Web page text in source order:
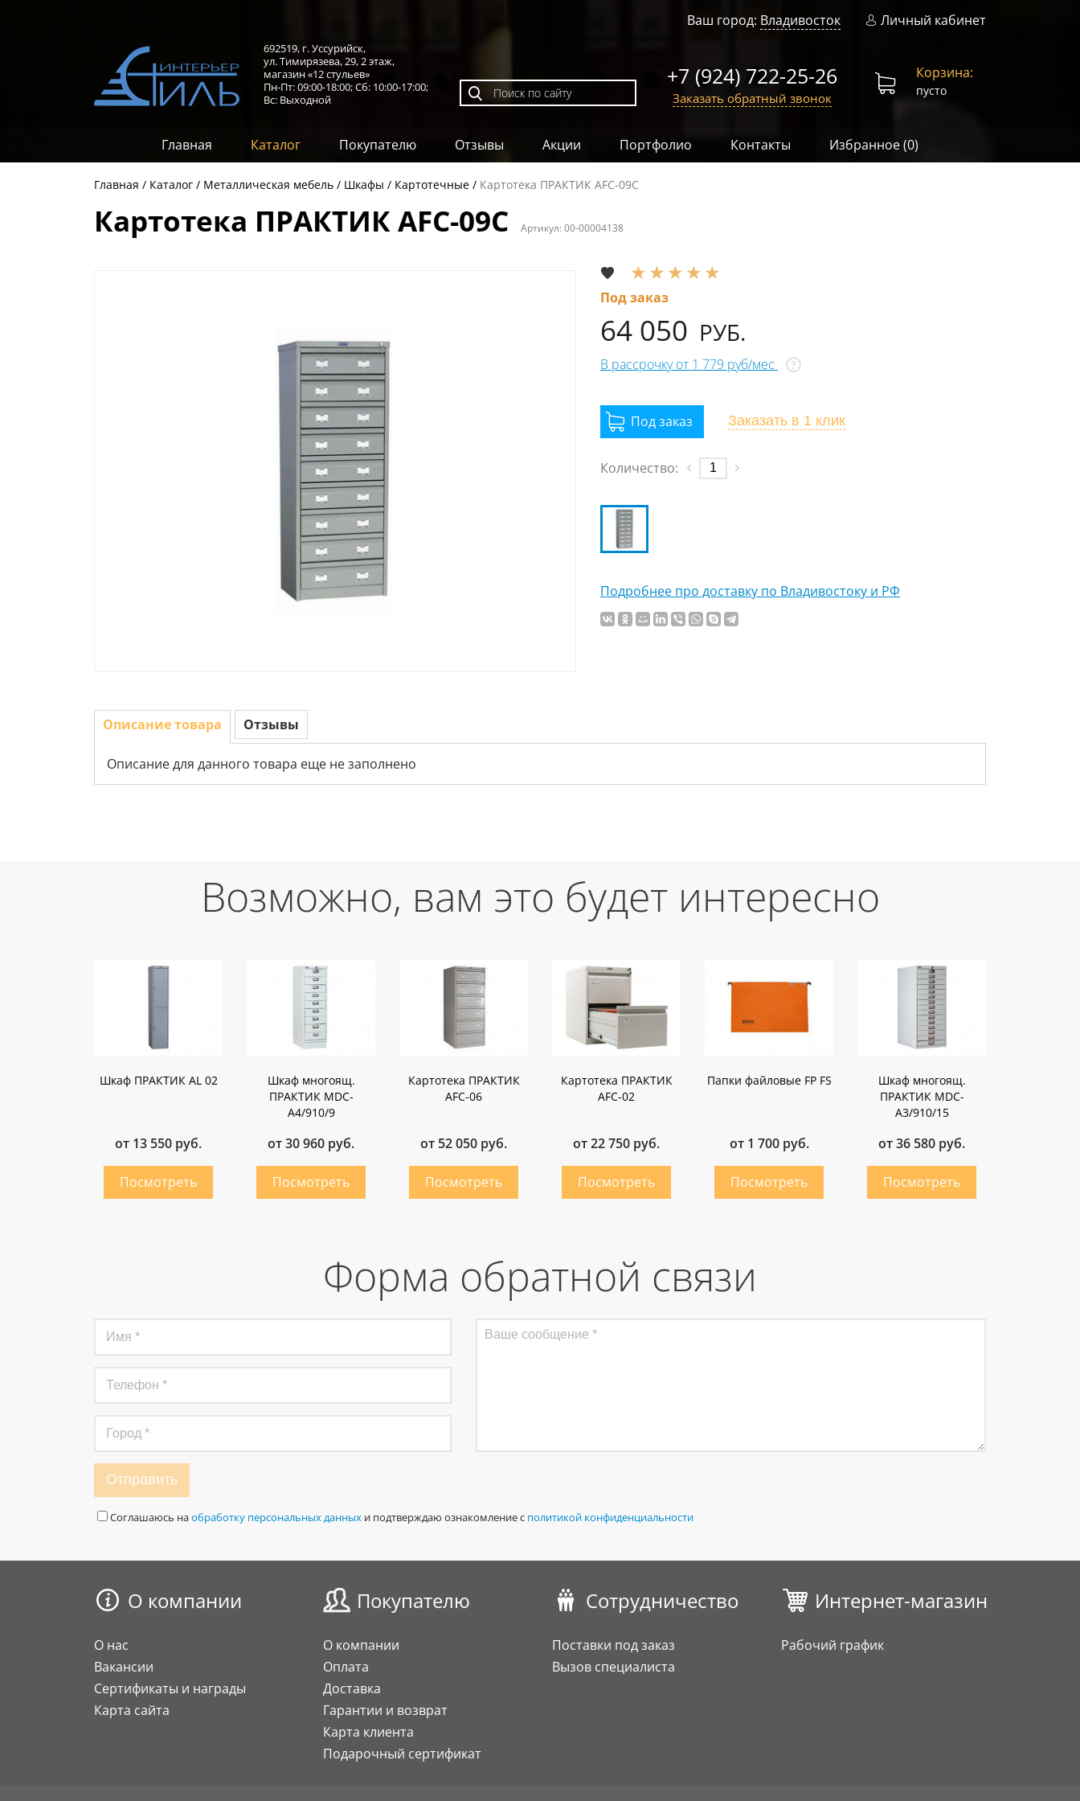
Ваш город: Владивосток Личный кабинет
692519, г. Уссурийск,
ул. Тимирязева, 29,2 этаж,
магазин «12 стульев»
Пн-Пт: 09:00-18:00;Сб: 10:00-17:00;
Вс: Выходной
+7 (924) 722-25-26
Заказать обратный звонок
Корзина:
пусто
Главная Каталог Покупателю Отзывы Акции Портфолио Контакты Избранное (0)
Главная Каталог Металлическая мебель Шкафы Картотечные Картотека ПРАКТИК AFC-09C
Картотека ПРАКТИК AFC-09C Артикул:00-00004138
Под заказ
64 050 РУБ.
В рассрочку от 1 779 руб/мес ?
Заказать в 1 клик
Количество:
Подробнее про доставку по Владивостоку и РФ
Описание товара Отзывы
Описание для данного товара еще не заполнено
Возможно, вам это будет интересно
Шкаф ПРАКТИК AL 02
от 13 550 руб.
Шкаф многоящ.
ПРАКТИК MDC-
A4/910/9
от 30 960 руб.
Картотека ПРАКТИК
AFC-06
от 52 050 руб.
Картотека ПРАКТИК
AFC-02
от 22 750 руб.
Папки файловые FP FS
от 1 700 руб.
Шкаф многоящ.
ПРАКТИК MDC-
A3/910/15
от 36 580 руб.
Форма обратной связи
Отправить
Соглашаюсь наобработку персональных данных и подтверждаю ознакомление с политикой конфиденциальности
О компании
О нас
Вакансии
Сертификаты и награды
Карта сайта
Покупателю
О компании
Оплата
Доставка
Гарантии и возврат
Карта клиента
Подарочный сертификат
Сотрудничество
Поставки под заказ
Вызов специалиста
Интернет-магазин
Рабочий график